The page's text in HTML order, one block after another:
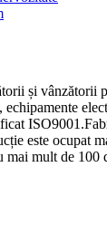
și vânzătorii
este ocupat
mai mult de 100